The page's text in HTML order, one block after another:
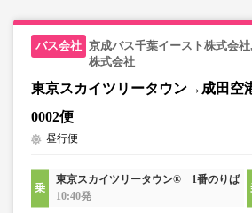
京成バス千葉イースト株式会
株式会社
東京スカイツリータウン→成田空
0002便
昼行便
東京スカイツリータウン® 1番のりば
10:40発